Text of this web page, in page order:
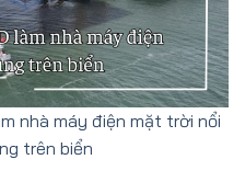
nhà máy điện mặt trời nổi
trên biển